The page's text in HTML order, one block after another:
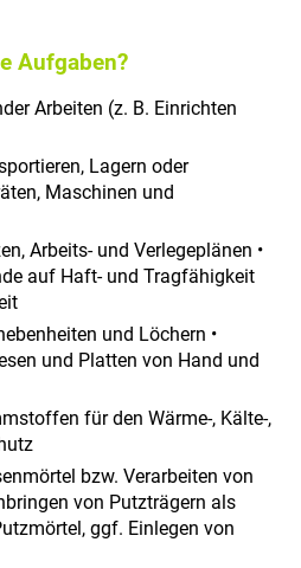
Aufgaben?
Arbeiten (z. B. Einrichten
Lagern oder
Maschinen und
Arbeits- und Verlegeplänen •
auf Haft- und Tragfähigkeit
und Löchern •
und Platten von Hand und
für den Wärme-, Kälte-,
bzw. Verarbeiten von
von Putzträgern als
ggf. Einlegen von